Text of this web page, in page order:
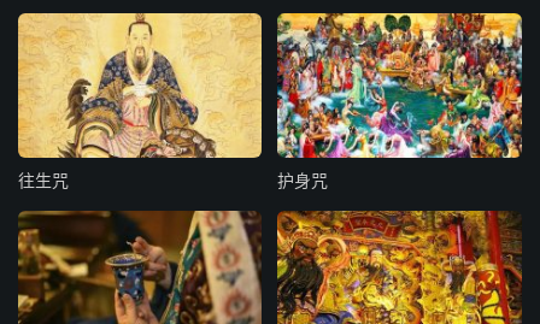
具位臣姓某顿首百拜
上言：入意。臣领词虔切，理难抑违，谨遵元降，进呈紫皇
上道心章奏闻者。
空五寸篆符。
右章泄自太虚，流布三界，臣谨具状，端肃专拜，上笺
中天大圣北斗九皇上道帝君阙下。恭望圣慈，允俞恳请。即
赐圣旨，告下星宫斗府，二十八宿，十二宫神，本命元辰，
往生咒 护身咒